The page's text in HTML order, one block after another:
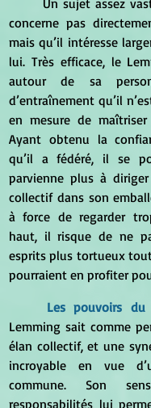
concerne pas
mais qu’il intéresse
lui. Très efficace, le
autour de sa
d’entraînement qu’il
en mesure de
Ayant obtenu la
qu’il a fédéré, il se
parvienne plus à
collectif dans son
à force de regarder
haut, il risque de ne
esprits plus tortueux
pourraient en profiter
Les pouvoirs
Lemming sait comme
élan collectif, et une
incroyable en vue
commune. Son
responsabilités lui